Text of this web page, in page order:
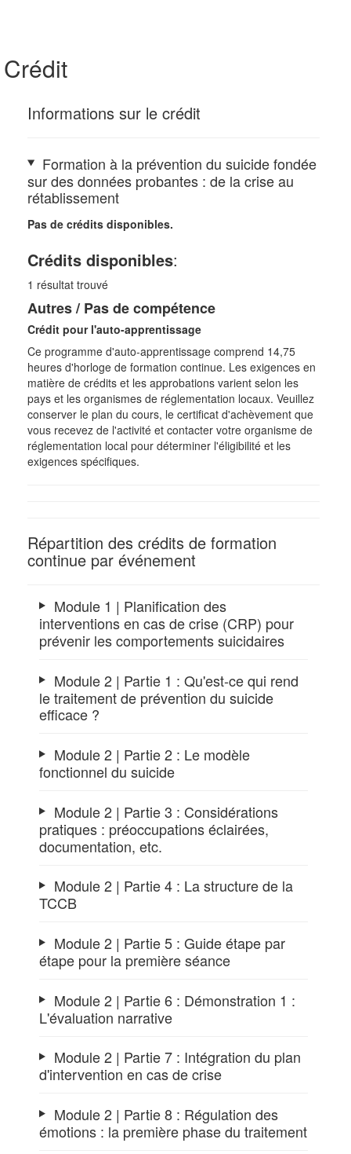
Crédit
Informations sur le crédit
Formation à la prévention du suicide fondée
sur des données probantes : de la crise au
rétablissement
Pas de crédits disponibles.
Crédits disponibles:
1 résultat trouvé
Autres / Pas de compétence
Crédit pour l'auto-apprentissage
Ce programme d'auto-apprentissage comprend 14,75
heures d'horloge de formation continue. Les exigences en
matière de crédits et les approbations varient selon les
pays et les organismes de réglementation locaux. Veuillez
conserver le plan du cours, le certificat d'achèvement que
vous recevez de l'activité et contacter votre organisme de
réglementation local pour déterminer l'éligibilité et les
exigences spécifiques.
Répartition des crédits de formation
continue par événement
Module 1 | Planification des
interventions en cas de crise (CRP) pour
prévenir les comportements suicidaires
Module 2 | Partie 1 : Qu'est-ce qui rend
le traitement de prévention du suicide
efficace ?
Module 2 | Partie 2 : Le modèle
fonctionnel du suicide
Module 2 | Partie 3 : Considérations
pratiques : préoccupations éclairées,
documentation, etc.
Module 2 | Partie 4 : La structure de la
TCCB
Module 2 | Partie 5 : Guide étape par
étape pour la première séance
Module 2 | Partie 6 : Démonstration 1 :
L'évaluation narrative
Module 2 | Partie 7 : Intégration du plan
d'intervention en cas de crise
Module 2 | Partie 8 : Régulation des
émotions : la première phase du traitement